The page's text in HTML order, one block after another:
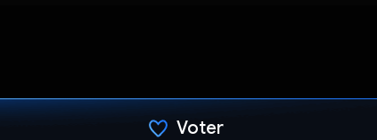
Voter